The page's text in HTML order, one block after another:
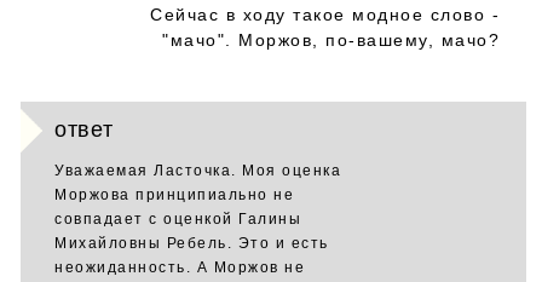
Сейчас в ходу такое модное слово -
"мачо". Моржов, по-вашему, мачо?
ответ
Уважаемая Ласточка. Моя оценка
Моржова принципиально не
совпадает с оценкой Галины
Михайловны Ребель. Это и есть
неожиданность. А Моржов не